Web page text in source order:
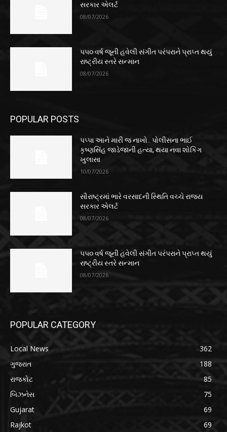
સરકાર એલર્ટ
08/07/2026
૫૫૦ વર્ષ જૂની હવેલી સંગીત પરંપરાને પ્રાપ્ત થયું
રાષ્ટ્રીય સ્તરે સન્માન
08/07/2026
POPULAR POSTS
પપ્પા આને મારી જ નાખો.. પોલીસના ભાઈ
કૃષ્ણસિંહ જાડેજાની હત્યા, થયા નવા શોકિંગ
ખુલાસા
10/07/2026
સૌરાષ્ટ્રમાં ભારે વરસાદની સ્થિતિ વચ્ચે રાજ્ય
સરકાર એલર્ટ
08/07/2026
૫૫૦ વર્ષ જૂની હવેલી સંગીત પરંપરાને પ્રાપ્ત થયું
રાષ્ટ્રીય સ્તરે સન્માન
08/07/2026
POPULAR CATEGORY
Local News
362
ગુજરાત
188
રાજકોટ
85
બિઝનેસ
75
Gujarat
69
Rajkot
69